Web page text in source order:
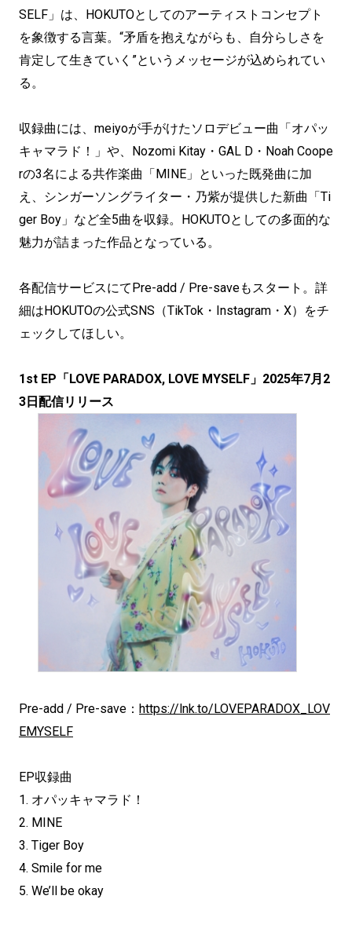
SELF」は、HOKUTOとしてのアーティストコンセプト
を象徴する言葉。“矛盾を抱えながらも、自分らしさを
肯定して生きていく”というメッセージが込められてい
る。
収録曲には、meiyoが手がけたソロデビュー曲「オパッ
キャマラド！」や、Nozomi Kitay・GAL D・Noah Coope
rの3名による共作楽曲「MINE」といった既発曲に加
え、シンガーソングライター・乃紫が提供した新曲「Ti
ger Boy」など全5曲を収録。HOKUTOとしての多面的な
魅力が詰まった作品となっている。
各配信サービスにてPre-add / Pre-saveもスタート。詳
細はHOKUTOの公式SNS（TikTok・Instagram・X）をチ
ェックしてほしい。
1st EP「LOVE PARADOX, LOVE MYSELF」2025年7月2
3日配信リリース
Pre-add / Pre-save： https://lnk.to/LOVEPARADOX_LOV
EMYSELF
EP収録曲
1. オパッキャマラド！
2. MINE
3. Tiger Boy
4. Smile for me
5. We’ll be okay